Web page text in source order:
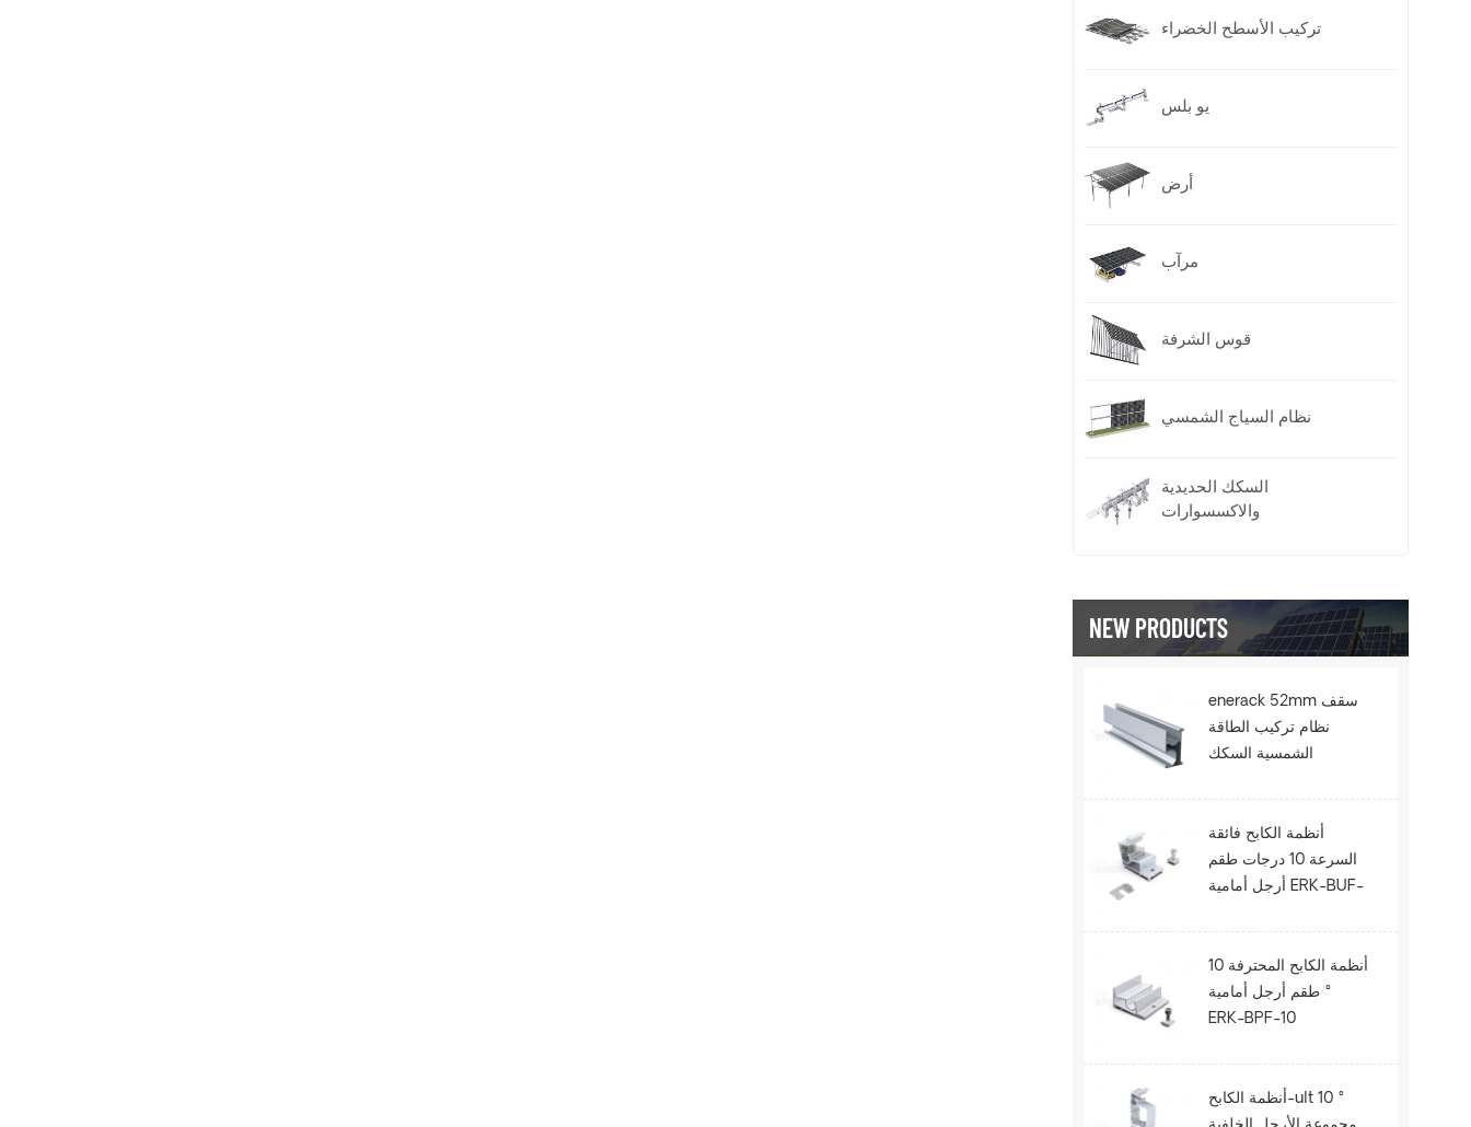
تركيب الأسطح الخضراء
يو بلس
أرض
مرآب
قوس الشرفة
نظام السياج الشمسي
السكك الحديدية
والاكسسوارات
NEW PRODUCTS
enerack 52mm سقف
نظام تركيب الطاقة
الشمسية السكك
أنظمة الكابح فائقة
السرعة 10 درجات طقم
أرجل أمامية ERK-BUF-
أنظمة الكابح المحترفة 10
° طقم أرجل أمامية
ERK-BPF-10
أنظمة الكابح-ult 10 °